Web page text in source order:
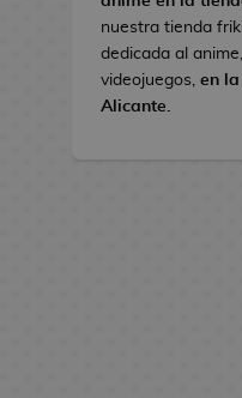
nuestra tienda
dedicada al
videojuegos, en la
Alicante.